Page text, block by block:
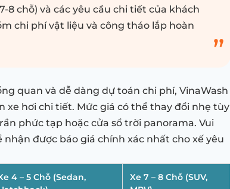
8 chỗ) và các yêu cầu chi tiết của khách
chi phí vật liệu và công tháo lắp hoàn
quan và dễ dàng dự toán chi phí, VinaWash
xe hơi chi tiết. Mức giá có thể thay đổi nhẹ tùy
phức tạp hoặc cửa sổ trời panorama. Vui
được báo giá chính xác nhất cho xế yêu
4 – 5 Chỗ (Sedan,
Xe 7 – 8 Chỗ (SUV,